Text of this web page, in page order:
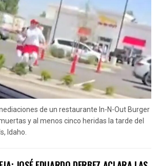
de un restaurante In-N-Out Burger
y al menos cinco heridas la tarde del
Idaho.